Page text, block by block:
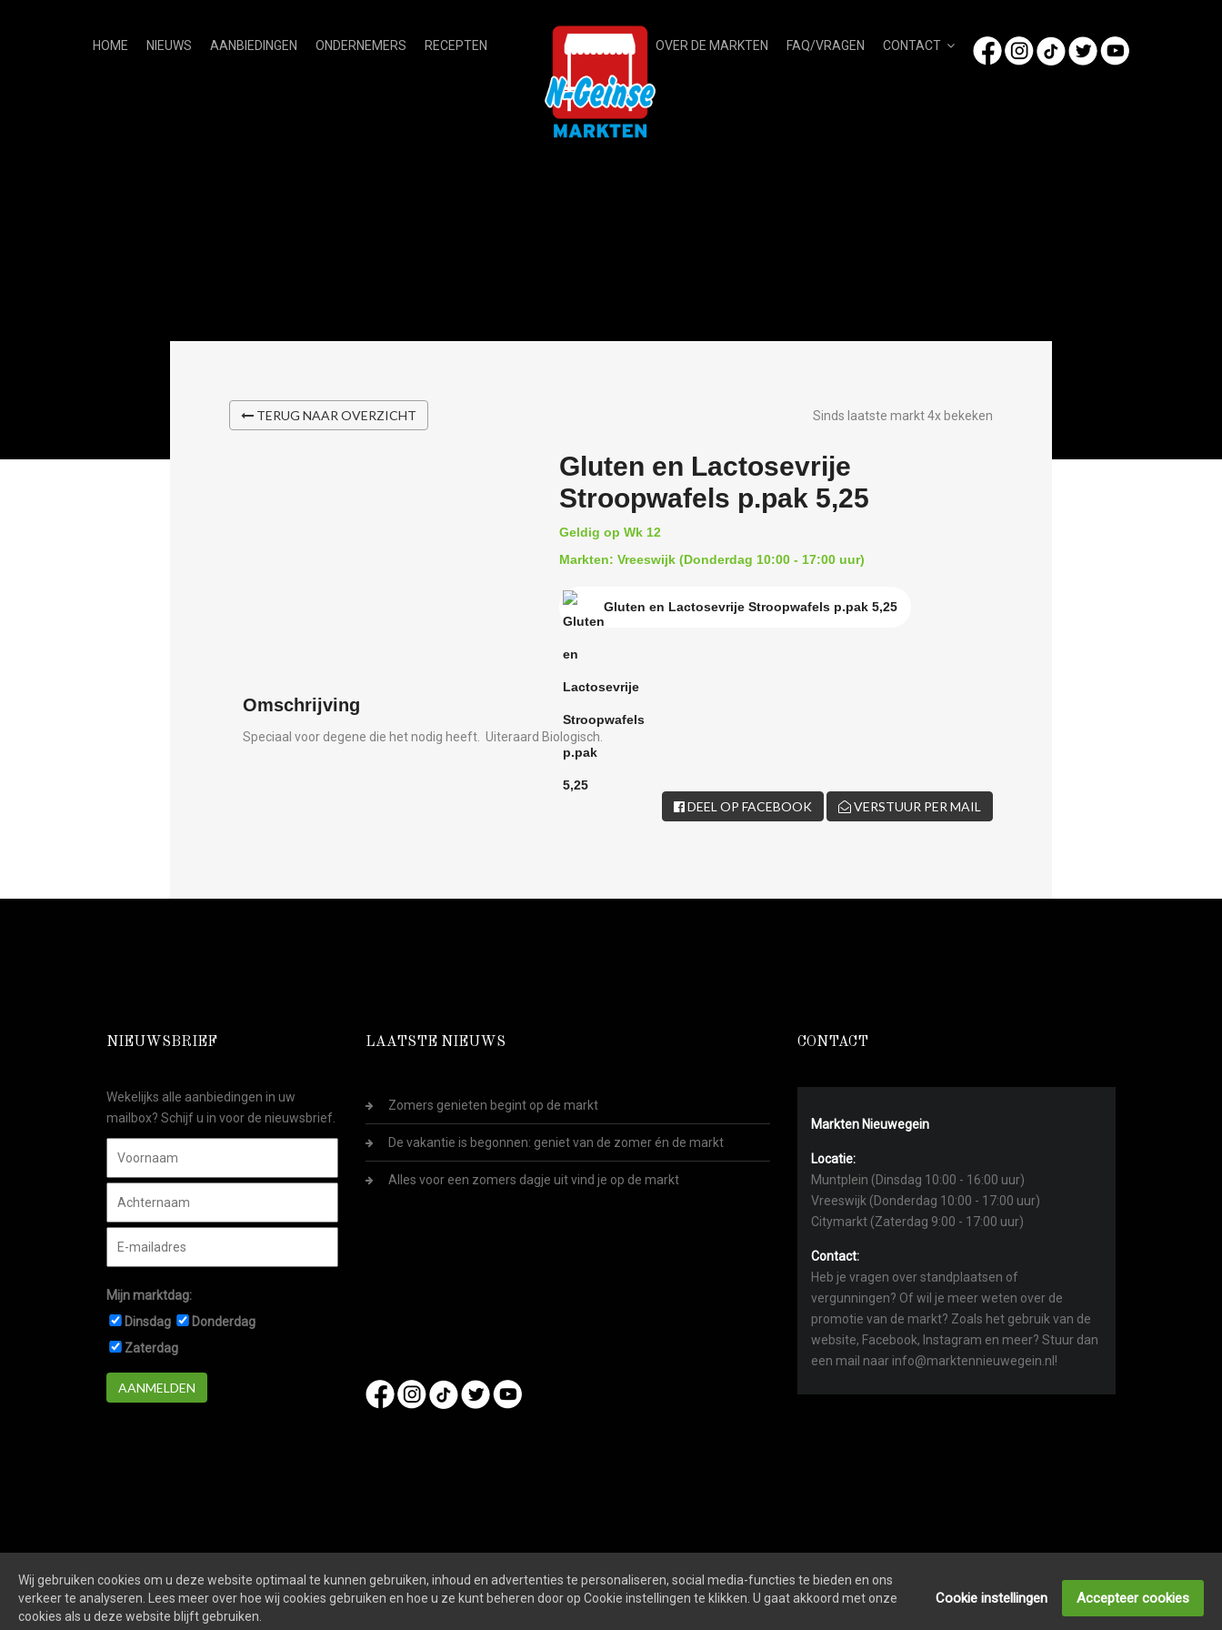
HOME NIEUWS AANBIEDINGEN ONDERNEMERS RECEPTEN OVER DE MARKTEN FAQ/VRAGEN CONTACT
TERUG NAAR OVERZICHT Sinds laatste markt 4x bekeken
Gluten en Lactosevrije
Stroopwafels p.pak 5,25
Geldig op Wk 12
Markten: Vreeswijk (Donderdag 10:00 - 17:00 uur)
Gluten en Lactosevrije Stroopwafels p.pak 5,25
Omschrijving
Speciaal voor degene die het nodig heeft. Uiteraard Biologisch.
DEEL OP FACEBOOK VERSTUUR PER MAIL
NIEUWSBRIEF
Wekelijks alle aanbiedingen in uw
mailbox? Schijf u in voor de nieuwsbrief.
Mijn marktdag:
Dinsdag
Donderdag
Zaterdag
AANMELDEN
LAATSTE NIEUWS
Zomers genieten begint op de markt
De vakantie is begonnen: geniet van de zomer én de markt
Alles voor een zomers dagje uit vind je op de markt
CONTACT
Markten Nieuwegein
Locatie:
Muntplein (Dinsdag 10:00 - 16:00 uur)
Vreeswijk (Donderdag 10:00 - 17:00 uur)
Citymarkt (Zaterdag 9:00 - 17:00 uur)
Contact:
Heb je vragen over standplaatsen of
vergunningen? Of wil je meer weten over de
promotie van de markt? Zoals het gebruik van de
website, Facebook, Instagram en meer? Stuur dan
een mail naar info@marktennieuwegein.nl!
Marktennieuwegein.nlis een website vanDe Markt Online ALGEMENE VOORWAARDEN PRIVACY- EN COOKIEVERKLARING
ONDERNEMERS LOGIN
SOCIALS
Wij gebruiken cookies om u deze website optimaal te kunnen gebruiken, inhoud en advertenties te personaliseren, social media-functies te bieden en ons
verkeer te analyseren. Lees meer over hoe wij cookies gebruiken en hoe u ze kunt beheren door op Cookie instellingen te klikken. U gaat akkoord met onze
cookies als u deze website blijft gebruiken.
Cookie instellingen Accepteer cookies